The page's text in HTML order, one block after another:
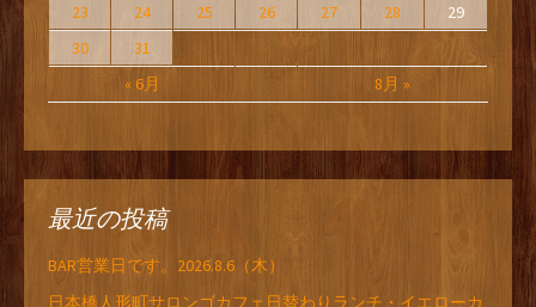
« 6月 8月 »
23
24 25 26 27 28
29
30
31
最近の投稿
BAR営業日です。2026.8.6（木）
日本橋人形町サロンゴカフェ日替わりランチ・イエローカ